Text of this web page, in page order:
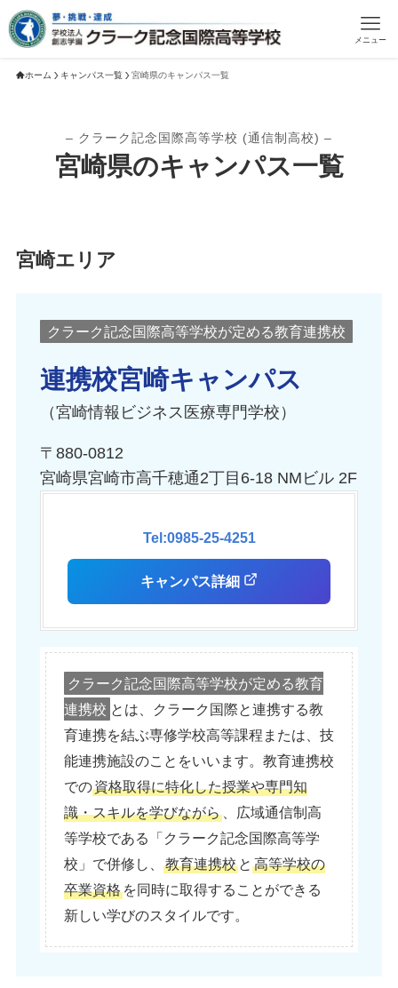
メニュー
ホーム キャンパス一覧 宮崎県のキャンパス一覧
宮崎県のキャンパス一覧
– クラーク記念国際高等学校 (通信制高校) –
宮崎エリア
クラーク記念国際高等学校が定める教育連携校
連携校宮崎キャンパス
（宮崎情報ビジネス医療専門学校）
〒880-0812
宮崎県宮崎市高千穂通2丁目6-18 NMビル 2F
Tel:0985-25-4251
キャンパス詳細
クラーク記念国際高等学校が定める教育
連携校 とは、クラーク国際と連携する教
育連携を結ぶ専修学校高等課程または、技
能連携施設のことをいいます。教育連携校
での資格取得に特化した授業や専門知
識・スキルを学びながら、広域通信制高
等学校である「クラーク記念国際高等学
校」で併修し、
教育連携校と 高等学校の
卒業資格を同時に取得することができる
新しい学びのスタイルです。